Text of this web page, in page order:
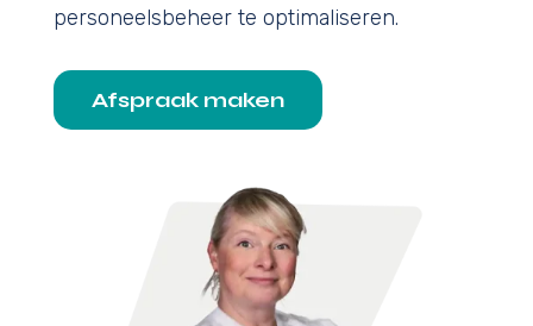
personeelsbeheer te optimaliseren.
Afspraak maken